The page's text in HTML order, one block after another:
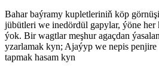
Bahar baýramy kupletleriniň köp
jübütleri we inedördül gapylar, ýöne her
ýok. Bir wagtlar meşhur agaçdan
yzarlamak kyn; Ajaýyp we nepis
tapmak hasam kyn